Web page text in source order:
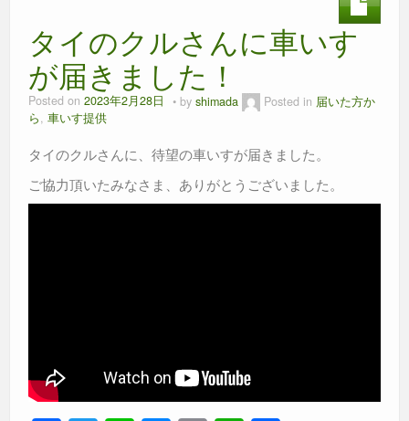
タイのクルさんに車いす
が届きました！
Posted on 2023年2月28日 by shimada Posted in 届いた方か
ら, 車いす提供
タイのクルさんに、待望の車いすが届きました。
ご協力頂いたみなさま、ありがとうございました。